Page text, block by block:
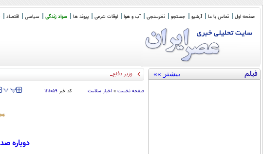
صفحه اول تماس با ما آرشیو جستجو نظرسنجی آب و هوا اوقات شرعی پیوند ها سواد زندگی سیاسی اقتصاد
فیلم بیشتر »» وزیر دفاع پاکستان: توافق مکه
صفحه نخست » اخبار سلامت کد خبر ۱۱۱۱۰۵۹ ‍‍‍ پپ
دوباره